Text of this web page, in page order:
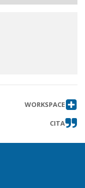
WORKSPACE
CITA